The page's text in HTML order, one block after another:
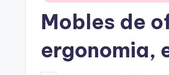
Mobles de
ergonomia,